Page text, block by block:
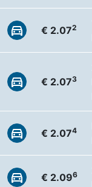
€ 2.072
€ 2.073
€ 2.074
€ 2.096